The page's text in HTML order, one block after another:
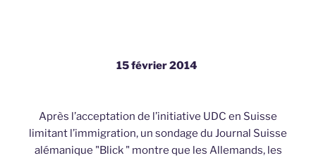
15 février 2014
Après l’acceptation de l’initiative UDC en Suisse
limitant l’immigration, un sondage du Journal Suisse
alémanique "Blick " montre que les Allemands, les